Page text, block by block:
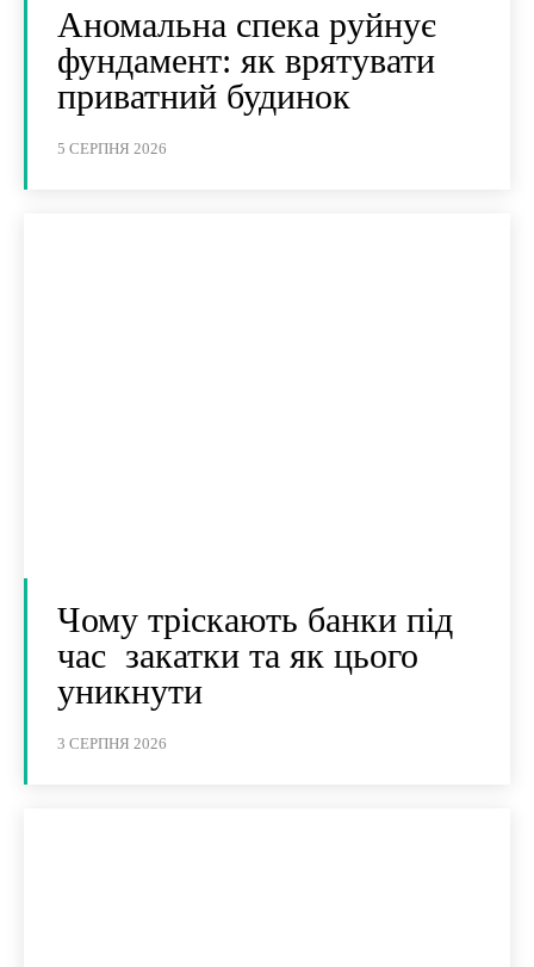
Аномальна спека руйнує
фундамент: як врятувати
приватний будинок
5 СЕРПНЯ 2026
Чому тріскають банки під
час закатки та як цього
уникнути
3 СЕРПНЯ 2026